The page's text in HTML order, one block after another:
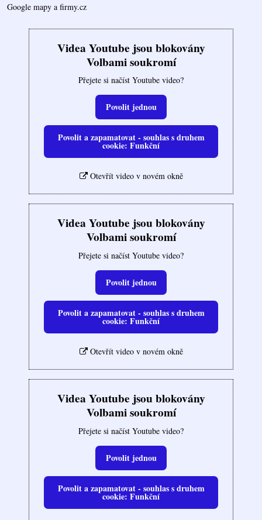
Google mapy a firmy.cz
Videa Youtube jsou blokovány
Volbami soukromí
Přejete si načíst Youtube video?
Povolit jednou
Povolit a zapamatovat - souhlas s druhem
cookie: Funkční
Otevřít video v novém okně
Videa Youtube jsou blokovány
Volbami soukromí
Přejete si načíst Youtube video?
Povolit jednou
Povolit a zapamatovat - souhlas s druhem
cookie: Funkční
Otevřít video v novém okně
Videa Youtube jsou blokovány
Volbami soukromí
Přejete si načíst Youtube video?
Povolit jednou
Povolit a zapamatovat - souhlas s druhem
cookie: Funkční